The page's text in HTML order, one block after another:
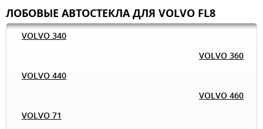
ЛОБОВЫЕ АВТОСТЕКЛА ДЛЯ VOLVO FL8
VOLVO 340
VOLVO 360
VOLVO 440
VOLVO 460
VOLVO 71